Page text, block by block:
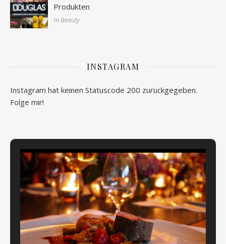
Produkten
In Beauty
INSTAGRAM
Instagram hat keinen Statuscode 200 zurückgegeben.
Folge mir!